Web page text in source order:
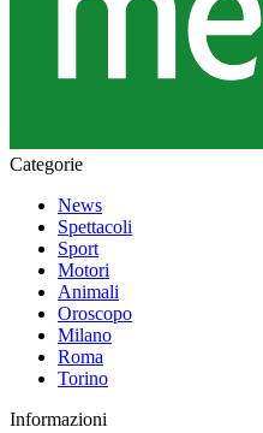
Categorie
News
Spettacoli
Sport
Motori
Animali
Oroscopo
Milano
Roma
Torino
Informazioni